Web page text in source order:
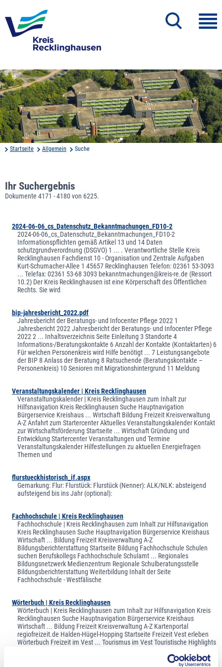
Startseite Allgemein Suche
Ihr Suchergebnis
Dokumente 4171 - 4180 von 6225.
2024-06-06_cs_Datenschutz_Bekanntmachungen_FD10-2
2024-06-06_cs_Datenschutz_Bekanntmachungen_FD10-2
Informationspflichten gemäß Artikel 13 und 14 Daten
schutzgrundverordnung (DSGVO) 1 ... . Verantwortliche Stelle Kreis
Recklinghausen Fachdienst 10 - Organisation und Zentrale Aufgaben
Kurt-Schumacher-Allee 1 45657 Recklinghausen Telefon: 02361 53-3093
... Telefax: 02361 53-68 3093 bekanntmachungen@kreis-re.de (Ressort
10.2) Der Kreis Recklinghausen ist eine Körperschaft des Öffentlichen
Rechts. Sie wird
bip-jahresbericht_2022.pdf
Jahresbericht der Beratungs- und Infocenter Pflege 2022 1
Jahresbericht 2022 Jahresbericht der Beratungs- und Infocenter Pflege
2022 2 ... Inhaltsverzeichnis Seite Einleitung 3 Standorte 4
Informations-/Beratungskontakte 6 Anzahl der Kontakte (Kontaktarten) 6
Für welchen Personenkreis wird Hilfe benötigt ... 7 Leistungsangebote
der BIP 8 Anlass der Beratung 8 Ratsuchende (Beratungskontakte –
Personenkreis) 10 Senioren mit Migrationshintergrund 11 Meldung
Veranstaltungskalender | Kreis Recklinghausen
Veranstaltungskalender | Kreis Recklinghausen zum Inhalt zur
Hilfsnavigation Kreis Recklinghausen Suche Hauptnavigation
Bürgerservice Kreishaus ... Wirtschaft Bildung Freizeit Kreisverwaltung
A-Z Anfahrt zum Startercenter Aktuelles Veranstaltungskalender Kontakt
zur Wirtschaftsförderung Startseite ... Wirtschaft Gründung und
Entwicklung Startercenter Veranstaltungen und Termine
Veranstaltungskalender Hilfestellungen zu aktuellen Energiefragen
Themen und
flurstueckhistorisch_if.aspx
Gemarkung: Flur: Flurstück: Flurstück (Nenner): ALK/NLK: absteigend
aufsteigend bis ins Jahr (optional):
Fachhochschule | Kreis Recklinghausen
Fachhochschule | Kreis Recklinghausen zum Inhalt zur Hilfsnavigation
Kreis Recklinghausen Suche Hauptnavigation Bürgerservice Kreishaus
Wirtschaft ... Bildung Freizeit Kreisverwaltung A-Z
Bildungsberichterstattung Startseite Bildung Fachhochschule Schulen
suchen Berufskollegs Fachhochschule Schulamt ... Regionales
Bildungsnetzwerk Medienzentrum Regionale Schulberatungsstelle
Bildungsberichterstattung Weiterbildung Inhalt der Seite
Fachhochschule - Westfälische
Wörterbuch | Kreis Recklinghausen
Wörterbuch | Kreis Recklinghausen zum Inhalt zur Hilfsnavigation Kreis
Recklinghausen Suche Hauptnavigation Bürgerservice Kreishaus
Wirtschaft ... Bildung Freizeit Kreisverwaltung A-Z Kartenportal
regiofreizeit.de Halden-Hügel-Hopping Startseite Freizeit Vest erleben
Wörterbuch Freizeit im Vest ... Tourismus im Vest Touristische Highlights